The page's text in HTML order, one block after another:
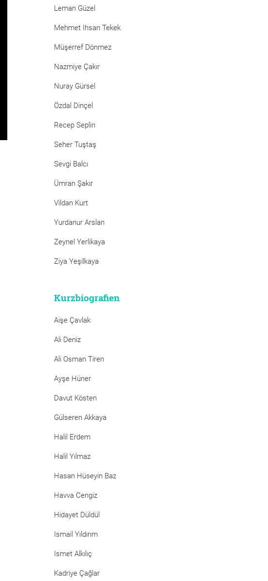
Leman Güzel
Mehmet Ihsan Tekek
Müşerref Dönmez
Nazmiye Çakır
Nuray Gürsel
Özdal Dinçel
Recep Seplin
Seher Tuştaş
Sevgi Balcı
Ümran Şakır
Vildan Kurt
Yurdanur Arslan
Zeynel Yerlikaya
Ziya Yeşilkaya
Kurzbiografien
Aişe Çavlak
Ali Deniz
Ali Osman Tiren
Ayşe Hüner
Davut Kösten
Gülseren Akkaya
Halil Erdem
Halil Yılmaz
Hasan Hüseyin Baz
Havva Cengiz
Hidayet Düldül
Ismail Yıldırım
Ismet Alkılıç
Kadriye Çağlar